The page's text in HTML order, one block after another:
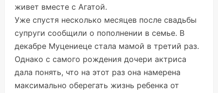
живет вместе с Агатой.
Уже спустя несколько месяцев после свадьбы
супруги сообщили о пополнении в семье. В
декабре Муцениеце стала мамой в третий раз.
Однако с самого рождения дочери актриса
дала понять, что на этот раз она намерена
максимально оберегать жизнь ребенка от